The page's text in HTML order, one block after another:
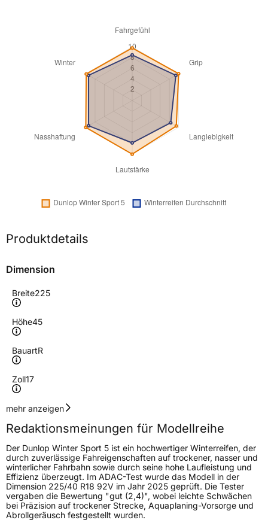
Produktdetails
Dimension
Breite225
Höhe45
BauartR
Zoll17
Geschwindigkeitsindex
Höchstgeschwindigkeit
240 km/h
Lastindex94
Höchstlast670 kg
Generelle Merkmale
mehr anzeigen
Redaktionsmeinungen für Modellreihe
Der Dunlop Winter Sport 5 ist ein hochwertiger Winterreifen, der
durch zuverlässige Fahreigenschaften auf trockener, nasser und
winterlicher Fahrbahn sowie durch seine hohe Laufleistung und
Effizienz überzeugt. Im ADAC-Test wurde das Modell in der
Dimension 225/40 R18 92V im Jahr 2025 geprüft. Die Tester
vergaben die Bewertung "gut (2,4)", wobei leichte Schwächen
bei Präzision auf trockener Strecke, Aquaplaning-Vorsorge und
Abrollgeräusch festgestellt wurden.